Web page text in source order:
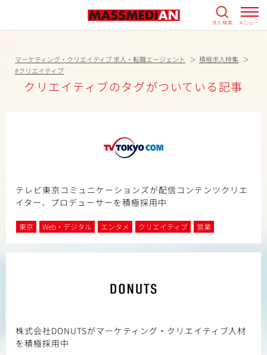
求人検索 メニュー
マーケティング・クリエイティブ 求人・転職エージェント
積極求人特集
#クリエイティブ
クリエイティブのタグがついている記事
テレビ東京コミュニケーションズが配信コンテンツクリエ
イター、プロデューサーを積極採用中
東京 Web・デジタル エンタメ クリエイティブ 営業
株式会社DONUTSがマーケティング・クリエイティブ人材
を積極採用中